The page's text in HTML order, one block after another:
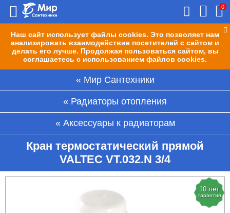
Наш сайт использует файлы cookies. Это позволяет нам
анализировать взаимодействие посетителей с сайтом и
делать его лучше. Продолжая пользоваться сайтом, вы
соглашаетесь с использованием файлов cookies.
0
Мир Сантехники
Радиаторы отопления
Аксессуары к радиаторам
Кран термостатический прямой
VALTEC VT.032.N 3/4
10 лет
гарантия